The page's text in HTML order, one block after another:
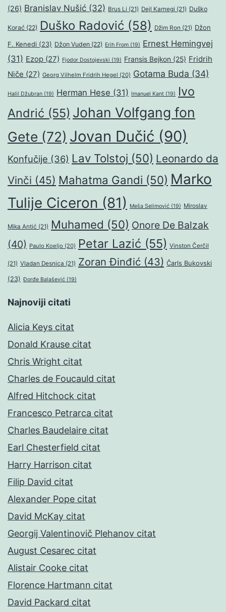
(26) Branislav Nušić (32) Brus Li (21) Dejl Karnegi (21) Duško
Korać (22) Duško Radović (58) Džim Ron (21) Džon
F. Kenedi (23) Džon Vuden (22) Erih From (19) Ernest Hemingvej
(31) Ezop (27) Fjodor Dostojevski (19) Fransis Bejkon (25) Fridrih
Niče (27) Georg Vilhelm Fridrih Hegel (20) Gotama Buda (34)
Halil Džubran (19) Herman Hese (31) Imanuel Kant (19)
Ivo
Andrić (55) Johan Volfgang fon
Gete (72) Jovan Dučić (90)
Konfučije (36) Lav Tolstoj (50) Leonardo da
Vinči (45) Mahatma Gandi (50) Marko
Tulije Ciceron (81) Meša Selimović (19) Miroslav
Mika Antić (21) Muhamed (50) Onore De Balzak
(40) Paulo Koeljo (20) Petar Lazić (55) Vinston Čerčil
(21) Vladan Desnica (21) Zoran Đinđić (43) Čarls Bukovski
(23) Đorđe Balašević (19)
Najnoviji citati
Alicia Keys citat
Donald Krause citat
Chris Wright citat
Charles de Foucauld citat
Alfred Hitchock citat
Francesco Petrarca citat
Charles Baudelaire citat
Earl Chesterfield citat
Harry Harrison citat
Filip David citat
Alexander Pope citat
David McKay citat
Georgij Valentinovič Plehanov citat
August Cesarec citat
Alistair Cooke citat
Florence Hartmann citat
David Packard citat